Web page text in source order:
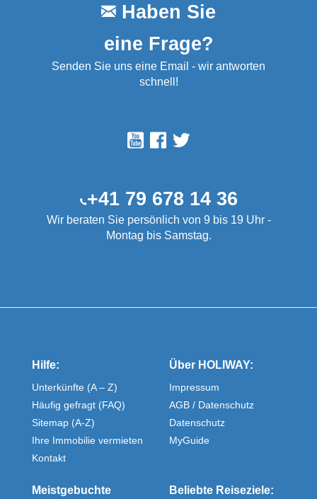
Haben Sie
eine Frage?
Senden Sie uns eine Email - wir antworten
schnell!
+41 79 678 14 36
Wir beraten Sie persönlich von 9 bis 19 Uhr -
Montag bis Samstag.
Hilfe:
Unterkünfte (A – Z)
Häufig gefragt (FAQ)
Sitemap (A-Z)
Ihre Immobilie vermieten
Kontakt
Über HOLIWAY:
Impressum
AGB / Datenschutz
Datenschutz
MyGuide
Meistgebuchte
Beliebte Reiseziele: